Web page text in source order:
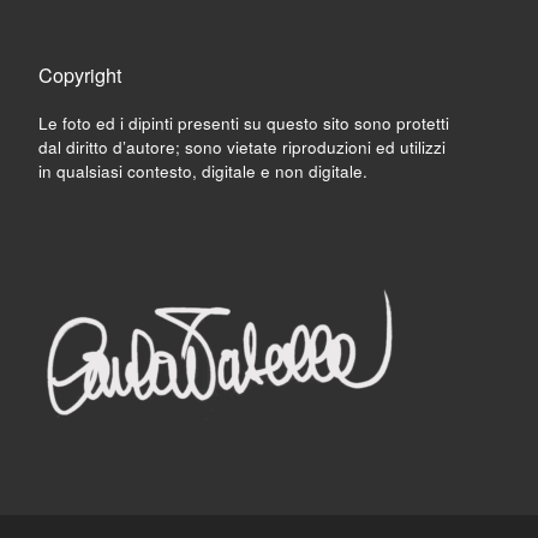
Copyright
Le foto ed i dipinti presenti su questo sito sono protetti
dal diritto d’autore; sono vietate riproduzioni ed utilizzi
in qualsiasi contesto, digitale e non digitale.